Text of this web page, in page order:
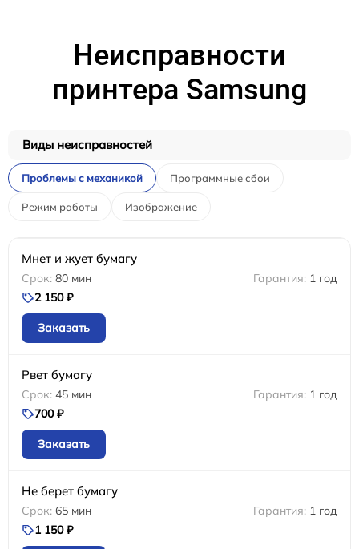
Неисправности
принтера Samsung
Виды неисправностей
Проблемы с механикой Программные сбои
Режим работы Изображение
Мнет и жует бумагу
80 мин
1 год
2 150 ₽
Заказать
Рвет бумагу
45 мин
1 год
700 ₽
Заказать
Не берет бумагу
65 мин
1 год
1 150 ₽